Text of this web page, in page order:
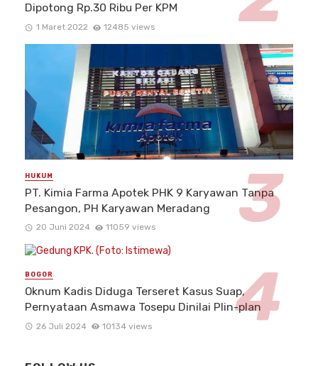
Dipotong Rp.30 Ribu Per KPM
1 Maret 2022 12485 views
HUKUM
PT. Kimia Farma Apotek PHK 9 Karyawan Tanpa
Pesangon, PH Karyawan Meradang
20 Juni 2024 11059 views
BOGOR
Oknum Kadis Diduga Terseret Kasus Suap,
Pernyataan Asmawa Tosepu Dinilai Plin-plan
26 Juli 2024 10134 views